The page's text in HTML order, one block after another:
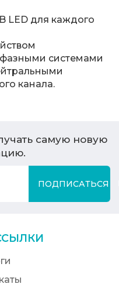
LED для каждого
системами
канала.
самую новую
ПОДПИСАТЬСЯ